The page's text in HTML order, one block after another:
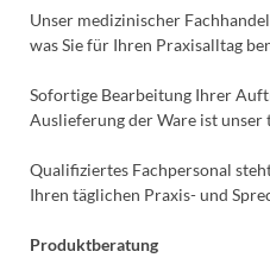
Unser medizinischer
was Sie für Ihren Praxisalltag
Sofortige Bearbeitung Ihrer
Auslieferung der Ware ist unser
Qualifiziertes Fachpersonal
Ihren täglichen Praxis- und
Produktberatung